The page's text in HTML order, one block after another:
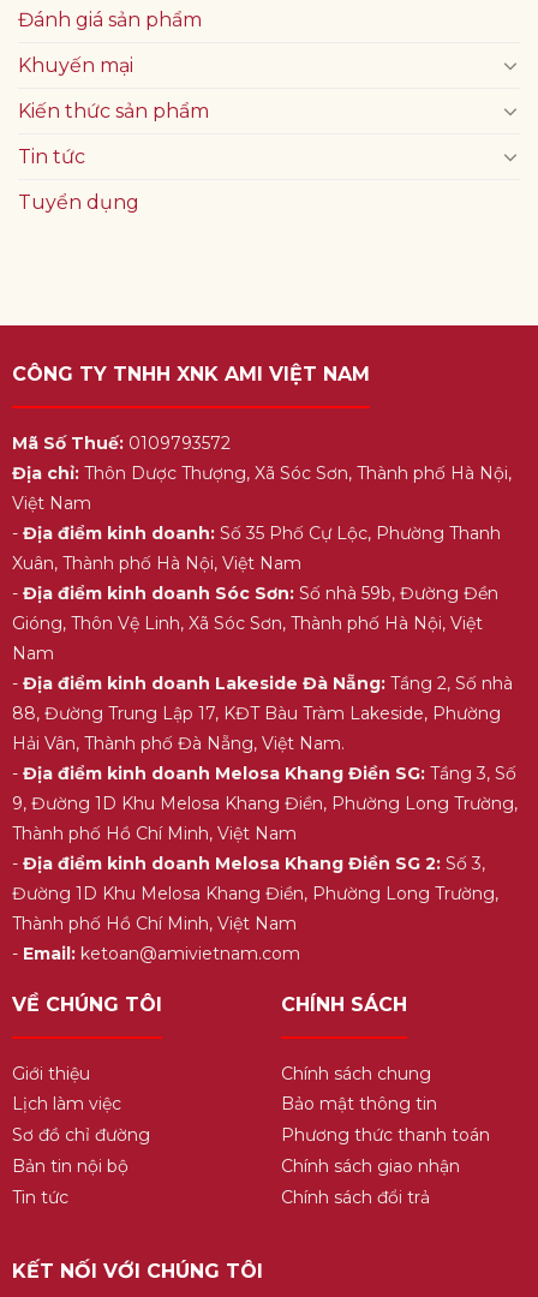
Đánh giá sản phẩm
Khuyến mại
Kiến thức sản phẩm
Tin tức
Tuyển dụng
CÔNG TY TNHH XNK AMI VIỆT NAM
Mã Số Thuế:0109793572
Địa chỉ:Thôn Dược Thượng, Xã Sóc Sơn, Thành phố Hà Nội,
Việt Nam
- Địa điểm kinh doanh:Số 35 Phố Cự Lộc, Phường Thanh
Xuân, Thành phố Hà Nội, Việt Nam
- Địa điểm kinh doanh Sóc Sơn:Số nhà 59b, Đường Đền
Gióng, Thôn Vệ Linh, Xã Sóc Sơn, Thành phố Hà Nội, Việt
Nam
- Địa điểm kinh doanh Lakeside Đà Nẵng:Tầng 2, Số nhà
88, Đường Trung Lập 17, KĐT Bàu Tràm Lakeside, Phường
Hải Vân, Thành phố Đà Nẵng, Việt Nam.
- Địa điểm kinh doanh Melosa Khang Điền SG:Tầng 3, Số
9, Đường 1D Khu Melosa Khang Điền, Phường Long Trường,
Thành phố Hồ Chí Minh, Việt Nam
- Địa điểm kinh doanh Melosa Khang Điền SG 2:Số 3,
Đường 1D Khu Melosa Khang Điền, Phường Long Trường,
Thành phố Hồ Chí Minh, Việt Nam
- Email:ketoan@amivietnam.com
VỀ CHÚNG TÔI
Giới thiệu
Lịch làm việc
Sơ đồ chỉ đường
Bản tin nội bộ
Tin tức
CHÍNH SÁCH
Chính sách chung
Bảo mật thông tin
Phương thức thanh toán
Chính sách giao nhận
Chính sách đổi trả
KẾT NỐI VỚI CHÚNG TÔI